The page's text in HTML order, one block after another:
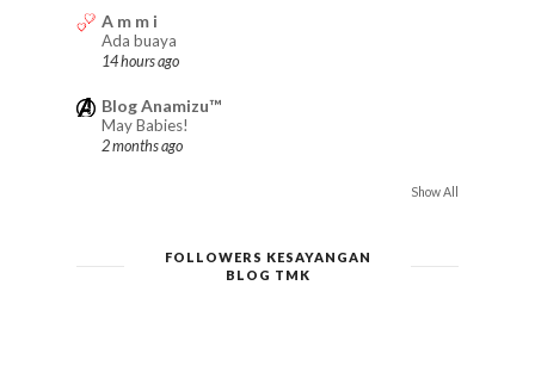
A m m i
Ada buaya
14 hours ago
Blog Anamizu™
May Babies!
2 months ago
Show All
FOLLOWERS KESAYANGAN
BLOG TMK